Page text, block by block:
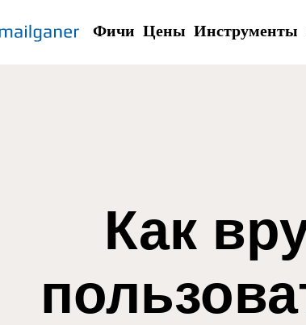
Фичи Цены Инструменты
Как